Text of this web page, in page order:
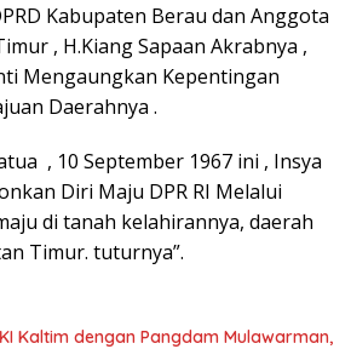
Kabupaten Berau dan Anggota
, H.Kiang Sapaan Akrabnya ,
Mengaungkan Kepentingan
Daerahnya .
, 10 September 1967 ini , Insya
Diri Maju DPR RI Melalui
di tanah kelahirannya, daerah
Timur. tuturnya”.
Kaltim dengan Pangdam Mulawarman,